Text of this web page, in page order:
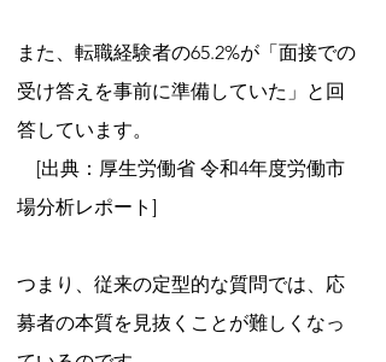
また、転職経験者の65.2%が「面接での
受け答えを事前に準備していた」と回
答しています。
[出典：厚生労働省 令和4年度労働市
場分析レポート]
つまり、従来の定型的な質問では、応
募者の本質を見抜くことが難しくなっ